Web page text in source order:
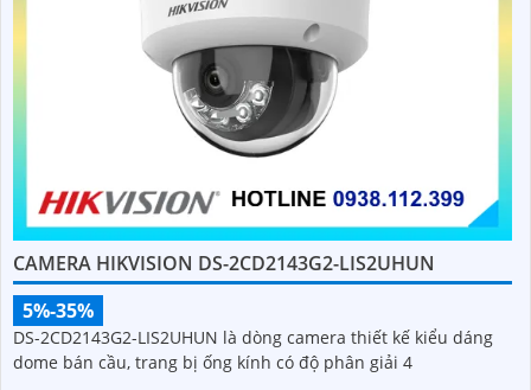
CAMERA HIKVISION DS-2CD2143G2-LIS2UHUN
5%-35%
DS-2CD2143G2-LIS2UHUN là dòng camera thiết kế kiểu dáng
dome bán cầu, trang bị ống kính có độ phân giải 4